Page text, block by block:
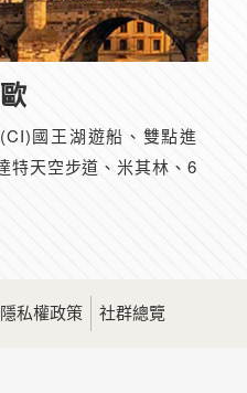
國王湖遊船、雙點進
特天空步道、米其林、6
隱私權政策 社群總覽